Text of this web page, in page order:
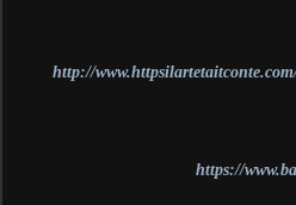
http://
https://